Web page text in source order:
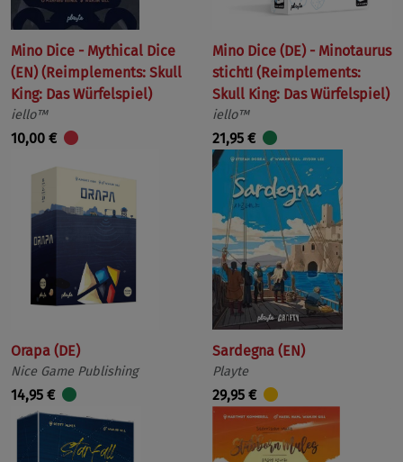
Mino Dice - Mythical Dice
(EN) (Reimplements: Skull
King: Das Würfelspiel)
iello™
10,00 €
Mino Dice (DE) - Minotaurus
sticht! (Reimplements:
Skull King: Das Würfelspiel)
iello™
21,95 €
Orapa (DE)
Nice Game Publishing
14,95 €
Sardegna (EN)
Playte
29,95 €